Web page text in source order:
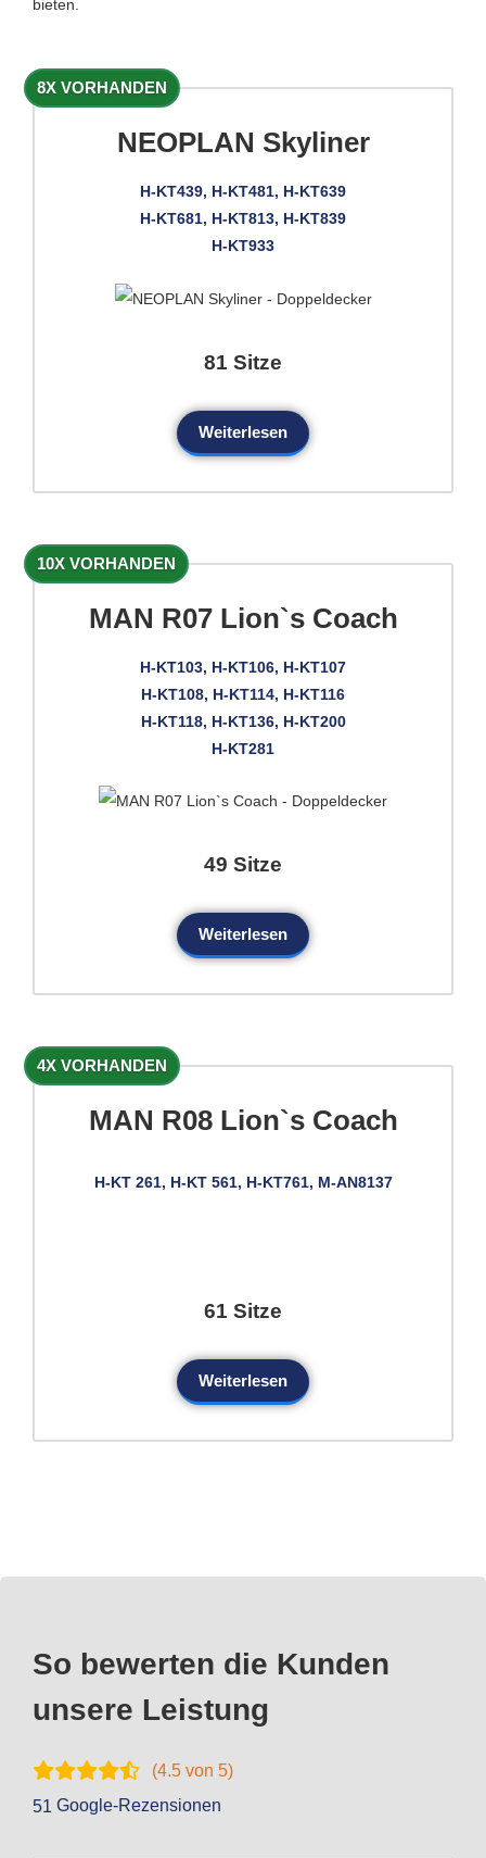
bieten.
8X VORHANDEN
NEOPLAN Skyliner
H-KT439, H-KT481, H-KT639
H-KT681, H-KT813, H-KT839
H-KT933
81 Sitze
Weiterlesen
10X VORHANDEN
MAN R07 Lion`s Coach
H-KT103, H-KT106, H-KT107
H-KT108, H-KT114, H-KT116
H-KT118, H-KT136, H-KT200
H-KT281
49 Sitze
Weiterlesen
4X VORHANDEN
MAN R08 Lion`s Coach
H-KT 261, H-KT 561, H-KT761, M-AN8137
61 Sitze
Weiterlesen
So bewerten die Kunden
unsere Leistung
(4.5 von 5)
51 Google-Rezensionen